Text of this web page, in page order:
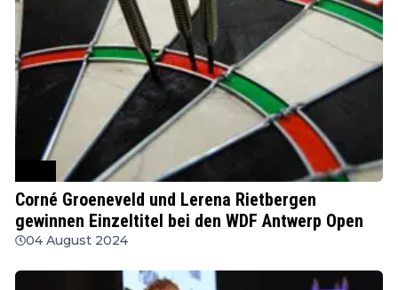
Corné Groeneveld und Lerena Rietbergen
gewinnen Einzeltitel bei den WDF Antwerp Open
04 August 2024